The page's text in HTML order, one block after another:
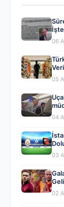
ve
06
05
04
03
02